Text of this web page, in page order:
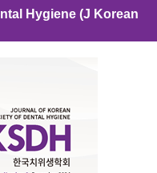
Hygiene (J Korean